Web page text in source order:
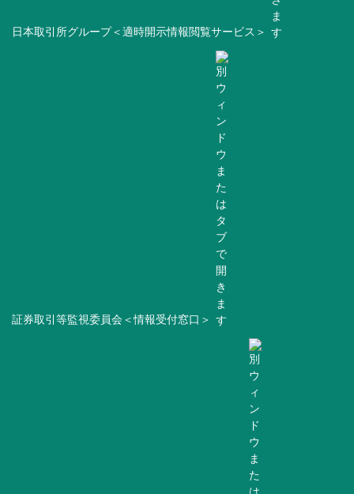
日本取引所グループ＜適時開示情報閲覧サービス＞
証券取引等監視委員会＜情報受付窓口＞